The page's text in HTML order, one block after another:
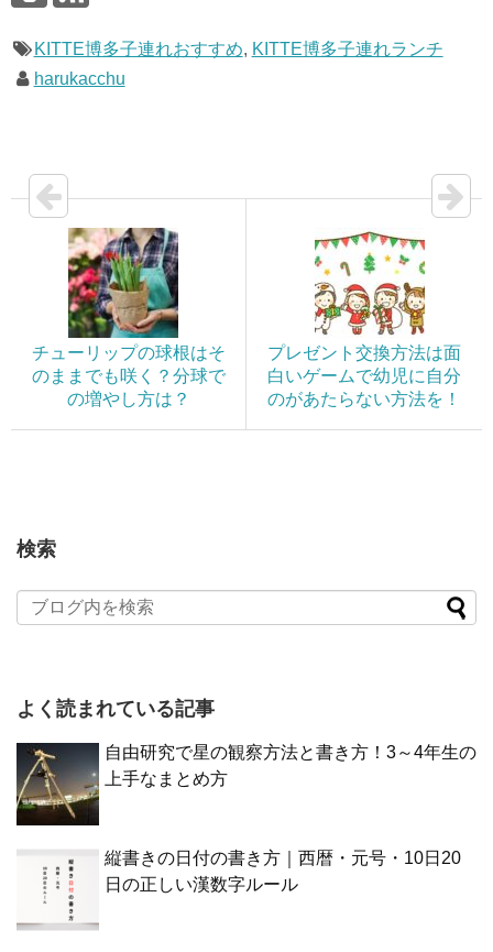
KITTE博多子連れおすすめ, KITTE博多子連れランチ
harukacchu
チューリップの球根はそ
のままでも咲く？分球で
の増やし方は？
プレゼント交換方法は面
白いゲームで幼児に自分
のがあたらない方法を！
検索
よく読まれている記事
自由研究で星の観察方法と書き方！3～4年生の
上手なまとめ方
縦書きの日付の書き方｜西暦・元号・10日20
日の正しい漢数字ルール